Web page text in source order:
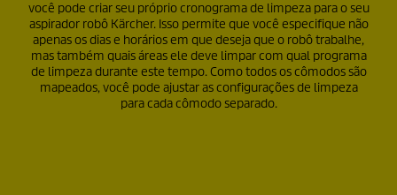
você pode criar seu próprio cronograma de limpeza para o seu
aspirador robô Kärcher. Isso permite que você especifique não
apenas os dias e horários em que deseja que o robô trabalhe,
mas também quais áreas ele deve limpar com qual programa
de limpeza durante este tempo. Como todos os cômodos são
mapeados, você pode ajustar as configurações de limpeza
para cada cômodo separado.